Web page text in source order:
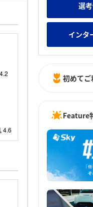
新卒就職人気企業ランキング
選
インタ
初めて
Feature